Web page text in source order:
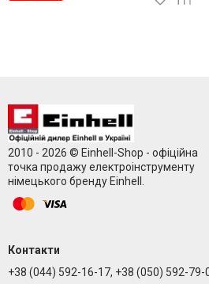
2010 - 2026 © Einhell-Shop - офіційна
точка продажу електроінструменту
німецького бренду Einhell.
Контакти
+38 (044) 592-16-17, +38 (050) 592-79-